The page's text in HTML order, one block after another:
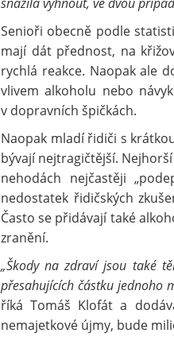
Senioři obecně podle
mají dát přednost, na
rychlá reakce. Naopak ale
vlivem alkoholu nebo
v dopravních špičkách.
Naopak mladí řidiči s
bývají nejtragičtější.
nehodách nejčastěji
nedostatek řidičských
Často se přidávají také
zranění.
„Škody na zdraví jsou také
přesahujících částku jednoho
říká Tomáš Klofát a
nemajetkové újmy, bude